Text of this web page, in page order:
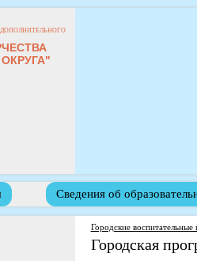
Сведения об
Городские
Городская